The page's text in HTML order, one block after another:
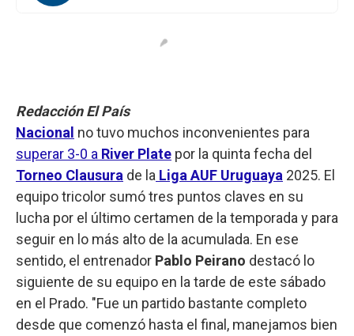
Redacción El País
Nacional no tuvo muchos inconvenientes para
superar 3-0 a River Plate por la quinta fecha del
Torneo Clausura de la Liga AUF Uruguaya 2025. El
equipo tricolor sumó tres puntos claves en su
lucha por el último certamen de la temporada y para
seguir en lo más alto de la acumulada. En ese
sentido, el entrenador Pablo Peirano destacó lo
siguiente de su equipo en la tarde de este sábado
en el Prado. "Fue un partido bastante completo
desde que comenzó hasta el final, manejamos bien